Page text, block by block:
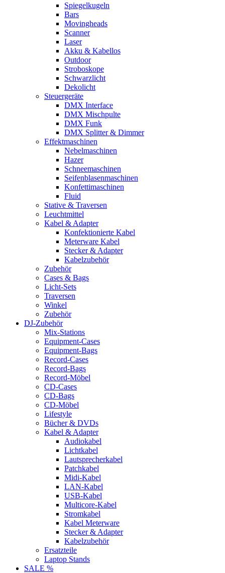
Spiegelkugeln
Bars
Movingheads
Scanner
Laser
Akku & Kabellos
Outdoor
Stroboskope
Schwarzlicht
Dekolicht
Steuergeräte
DMX Interface
DMX Mischpulte
DMX Funk
DMX Splitter & Dimmer
Effektmaschinen
Nebelmaschinen
Hazer
Schneemaschinen
Seifenblasenmaschinen
Konfettimaschinen
Fluid
Stative & Traversen
Leuchtmittel
Kabel & Adapter
Konfektionierte Kabel
Meterware Kabel
Stecker & Adapter
Kabelzubehör
Zubehör
Cases & Bags
Licht-Sets
Traversen
Winkel
Zubehör
DJ-Zubehör
Mix-Stations
Equipment-Cases
Equipment-Bags
Record-Cases
Record-Bags
Record-Möbel
CD-Cases
CD-Bags
CD-Möbel
Lifestyle
Bücher & DVDs
Kabel & Adapter
Audiokabel
Lichtkabel
Lautsprecherkabel
Patchkabel
Midi-Kabel
LAN-Kabel
USB-Kabel
Multicore-Kabel
Stromkabel
Kabel Meterware
Stecker & Adapter
Kabelzubehör
Ersatzteile
Laptop Stands
SALE %